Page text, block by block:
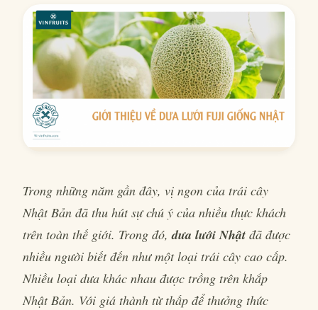
Trong những năm gần đây, vị ngon của trái cây
Nhật Bản đã thu hút sự chú ý của nhiều thực khách
trên toàn thế giới. Trong đó,dưa lưới Nhật đã được
nhiều người biết đến như một loại trái cây cao cấp.
Nhiều loại dưa khác nhau được trồng trên khắp
Nhật Bản. Với giá thành từ thấp để thưởng thức